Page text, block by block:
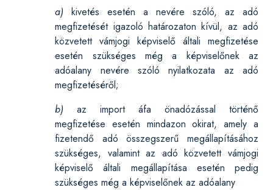
a)kivetés esetén a nevére szóló, az adó
megfizetését igazoló határozaton kívül, az adó
közvetett vámjogi képviselő általi megfizetése
esetén szükséges még a képviselőnek az
adóalany nevére szóló nyilatkozata az adó
megfizetéséről;
b)az import áfa önadózással történő
megfizetése esetén mindazon okirat, amely a
fizetendő adó összegszerű megállapításához
szükséges, valamint az adó közvetett vámjogi
képviselő általi megállapítása esetén pedig
szükséges még a képviselőnek az adóalany